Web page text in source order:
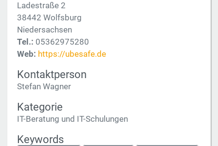
Ladestraße 2
38442 Wolfsburg
Niedersachsen
Tel.: 05362975280
Web: https://ubesafe.de
Kontaktperson
Stefan Wagner
Kategorie
IT-Beratung und IT-Schulungen
Keywords